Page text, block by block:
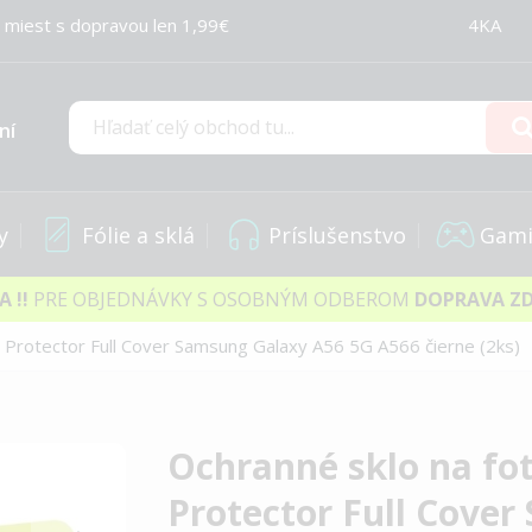
s dopravou len 1,99€ 4KA
Hľadať
Fólie a sklá Príslušenstvo
!! PRE OBJEDNÁVKY S OSOBNÝM ODBEROM DOPRAVA
Full Cover Samsung Galaxy A56 5G A566 čierne (2ks)
Ochranné sklo na
Protector Full Cover